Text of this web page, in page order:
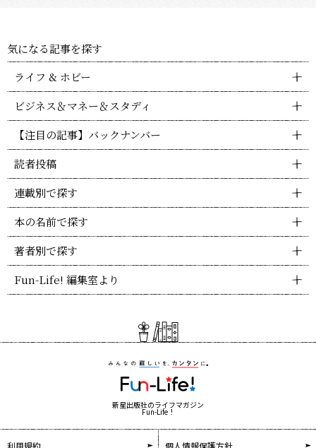
気になる記事を探す
ライフ & ホビー
ビジネス＆マネー＆スタディ
【注目の記事】バックナンバー
読者投稿
連載別で探す
本の名前で探す
著者別で探す
Fun-Life! 編集室より
新星出版社のライフマガジン
Fun-Life！
利用規約 個人情報保護方針